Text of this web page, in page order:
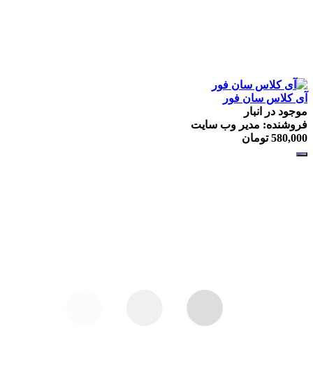
آی كلاس سان فور
موجود در انبار
فروشنده: مدیر وب سایت
580,000 تومان